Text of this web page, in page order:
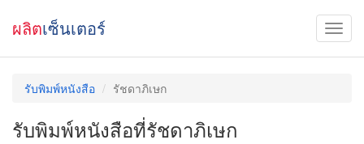
ผลิตเซ็นเตอร์
รับพิมพ์หนังสือ รัชดาภิเษก
รับพิมพ์หนังสือที่รัชดาภิเษก